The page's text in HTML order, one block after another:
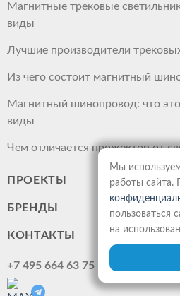
Магнитные трековые
виды
Лучшие производители
Из чего состоит магнитный
Магнитный шинопровод: что
виды
Чем отличается прожектор от
ПРОЕКТЫ
БРЕНДЫ
КОНТАКТЫ
+7 495 664 63 75
Мы
работы сайта.
пользоваться
на